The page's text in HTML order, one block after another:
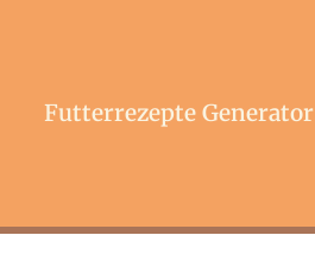
Futterrezepte Generator